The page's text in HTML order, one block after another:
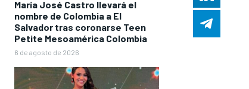
María José Castro llevará el
nombre de Colombia a El
Salvador tras coronarse Teen
Petite Mesoamérica Colombia
6 de agosto de 2026